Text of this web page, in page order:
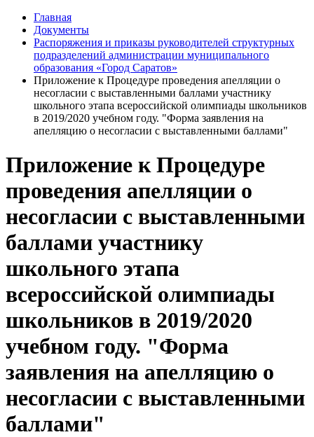
Главная
Документы
Распоряжения и приказы руководителей структурных
подразделений администрации муниципального
образования «Город Саратов»
Приложение к Процедуре проведения апелляции о
несогласии с выставленными баллами участнику
школьного этапа всероссийской олимпиады школьников
в 2019/2020 учебном году. "Форма заявления на
апелляцию о несогласии с выставленными баллами"
Приложение к Процедуре
проведения апелляции о
несогласии с выставленными
баллами участнику
школьного этапа
всероссийской олимпиады
школьников в 2019/2020
учебном году. "Форма
заявления на апелляцию о
несогласии с выставленными
баллами"